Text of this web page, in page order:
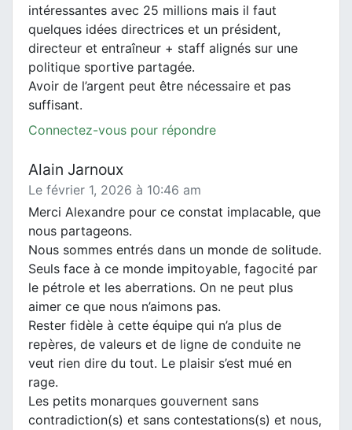
intéressantes avec 25 millions mais il faut
quelques idées directrices et un président,
directeur et entraîneur + staff alignés sur une
politique sportive partagée.
Avoir de l’argent peut être nécessaire et pas
suffisant.
Connectez-vous pour répondre
Alain Jarnoux
Le février 1, 2026 à 10:46 am
Merci Alexandre pour ce constat implacable, que
nous partageons.
Nous sommes entrés dans un monde de solitude.
Seuls face à ce monde impitoyable, fagocité par
le pétrole et les aberrations. On ne peut plus
aimer ce que nous n’aimons pas.
Rester fidèle à cette équipe qui n’a plus de
repères, de valeurs et de ligne de conduite ne
veut rien dire du tout. Le plaisir s’est mué en
rage.
Les petits monarques gouvernent sans
contradiction(s) et sans contestations(s) et nous,